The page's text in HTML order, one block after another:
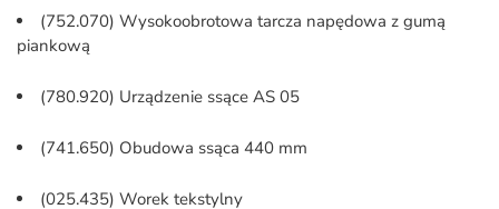
(752.070) Wysokoobrotowa tarcza napędowa z gumą
piankową
(780.920) Urządzenie ssące AS 05
(741.650) Obudowa ssąca 440 mm
(025.435) Worek tekstylny